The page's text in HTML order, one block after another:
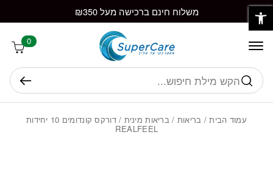
Skip to Content משלוח חינם ברכישה מעל ₪350
0
חיפוש
עמוד הבית/ בריאות / בריאות מינית / דורקס קונדומים 10 יחידות
REALFEEL
בחזרה למעלה
פתח סרגל נגישות